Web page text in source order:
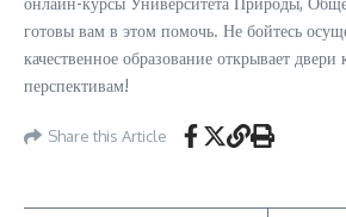
готовы вам в этом помочь. Не бойтесь
качественное образование открывает
перспективам!
Share this Article